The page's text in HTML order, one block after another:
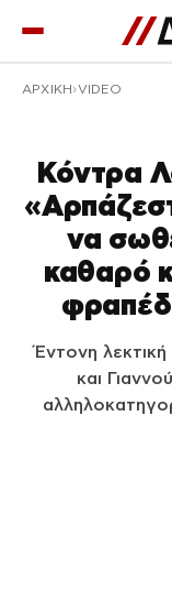
ΑΡΧΙΚΉ VIDEO
Κόντρα
να
καθαρό
Έντονη
και